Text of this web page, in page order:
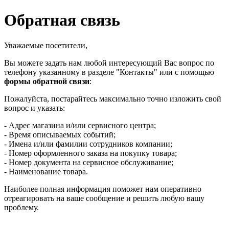
Обратная связь
Уважаемые посетители,
Вы можете задать нам любой интересующий Вас вопрос по
телефону указанному в разделе "Контакты" или с помощью
формы обратной связи:
Пожалуйста, постарайтесь максимально точно изложить свой
вопрос и указать:
- Адрес магазина и/или сервисного центра;
- Время описываемых событий;
- Имена и/или фамилии сотрудников компании;
- Номер оформленного заказа на покупку товара;
- Номер документа на сервисное обслуживание;
- Наименование товара.
Наиболее полная информация поможет нам оперативно
отреагировать на ваше сообщение и решить любую вашу
проблему.